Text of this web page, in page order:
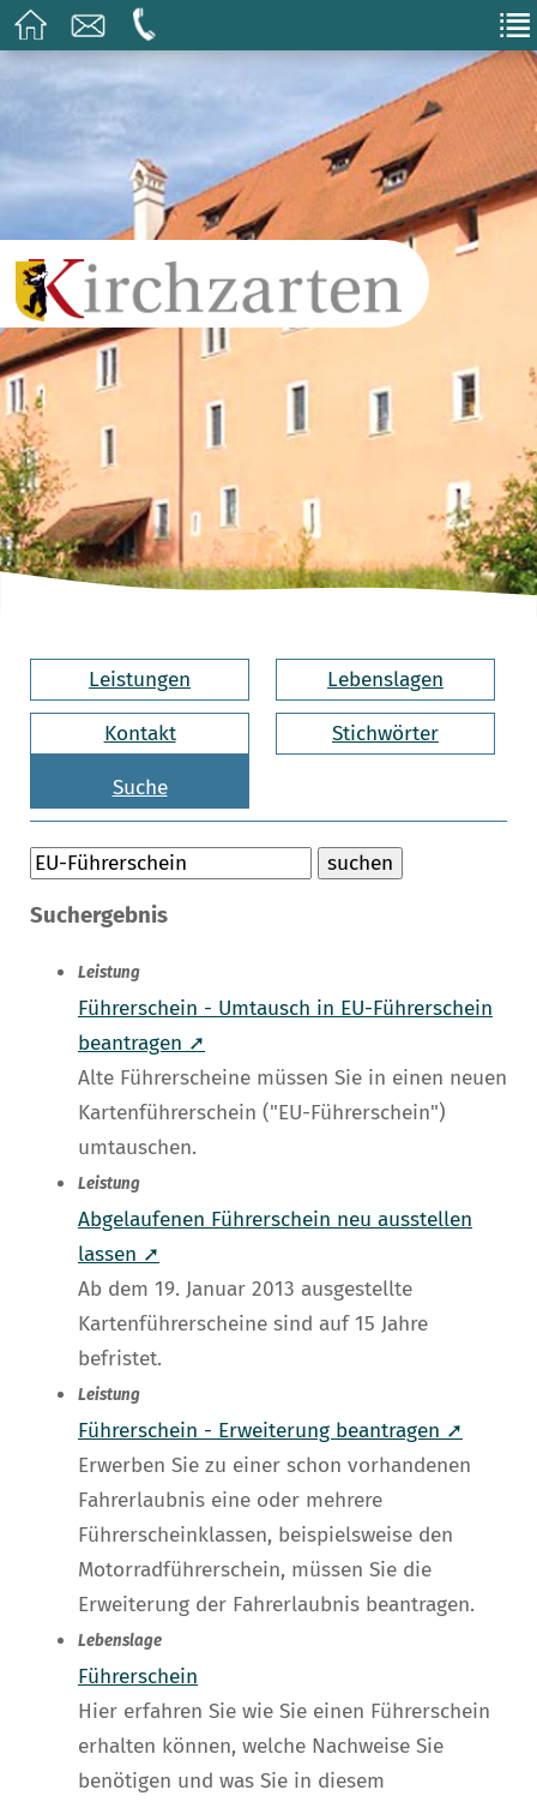
Leistungen Lebenslagen
Kontakt Stichwörter
Suche
Suchergebnis
Leistung
Führerschein - Umtausch in EU-Führerschein
beantragen ➚
Alte Führerscheine müssen Sie in einen neuen
Kartenführerschein ("EU-Führerschein")
umtauschen.
Leistung
Abgelaufenen Führerschein neu ausstellen
lassen ➚
Ab dem 19. Januar 2013 ausgestellte
Kartenführerscheine sind auf 15 Jahre
befristet.
Leistung
Führerschein - Erweiterung beantragen ➚
Erwerben Sie zu einer schon vorhandenen
Fahrerlaubnis eine oder mehrere
Führerscheinklassen, beispielsweise den
Motorradführerschein, müssen Sie die
Erweiterung der Fahrerlaubnis beantragen.
Lebenslage
Führerschein
Hier erfahren Sie wie Sie einen Führerschein
erhalten können, welche Nachweise Sie
benötigen und was Sie in diesem